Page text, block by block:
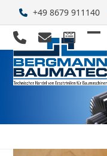
content
+49 8679 911140